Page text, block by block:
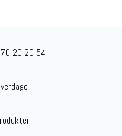
70 20 20 54